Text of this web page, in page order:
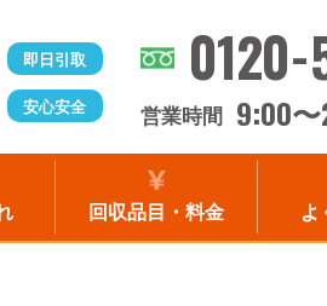
即日引取
安心安全 営業時間 9:00〜
回収品目・料金 よ